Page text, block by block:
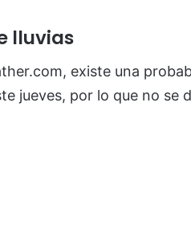
lluvias
existe una
jueves, por lo que no se